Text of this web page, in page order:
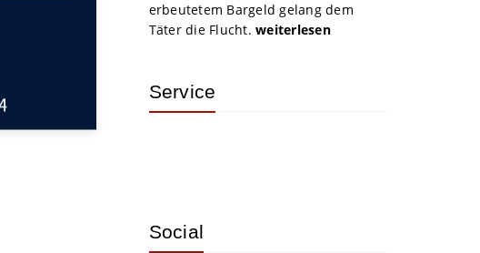
erbeutetem Bargeld gelang dem
Täter die Flucht. weiterlesen
Service
Social